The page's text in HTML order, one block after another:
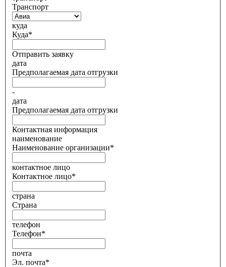
Транспорт
куда
Куда*
Отправить заявку
дата
Предполагаемая дата отгрузки
-
дата
Предполагаемая дата отгрузки
Контактная информация
наименование
Наименование организации*
контактное лицо
Контактное лицо*
страна
Страна
телефон
Телефон*
почта
Эл. почта*